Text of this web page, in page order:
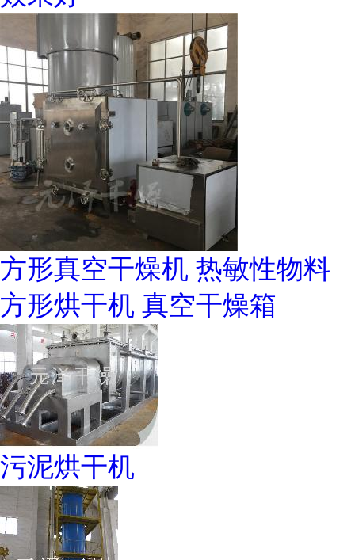
方形真空干燥机 热敏性物料
方形烘干机 真空干燥箱
污泥烘干机